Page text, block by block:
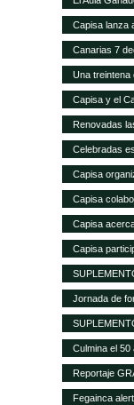
Avicultura de
Capisa lanza
Canarias 7
Una treintena
en vacuno de
Capisa y el
mundiales de
Renovadas
sus empresas
Celebradas
Ovino de Uga
Capisa
Lanzarote
Capisa
Capisa
Ganado
Capisa
contará con
Jornada de
alimentación
Culmina el
clientes
Reportaje
Fegainca